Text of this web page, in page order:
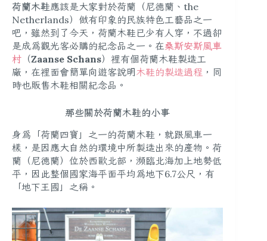
荷蘭木鞋應該是大家對於荷蘭（尼德蘭、the
Netherlands）做有印象的民族特色工藝品之一
吧，雖然到了今天，荷蘭木鞋已少有人穿，不過卻
是成為觀光客必購的紀念品之一。在桑斯安斯風車
村 （Zaanse Schans）裡有個荷蘭木鞋製造工
廠，在裡面會簡單向遊客說明木鞋的製造過程 ，同
時也販售木鞋相關紀念品。
那些關於荷蘭木鞋的小事
身為「荷蘭四寶」之一的荷蘭木鞋，就跟風車一
樣，是因應大自然的環境中所製造出來的產物。荷
蘭（尼德蘭）位於西歐北部，瀕臨北海加上地勢低
平，因此整個國家海平面平均為地下6.7公尺，有
「地下王國」之稱。